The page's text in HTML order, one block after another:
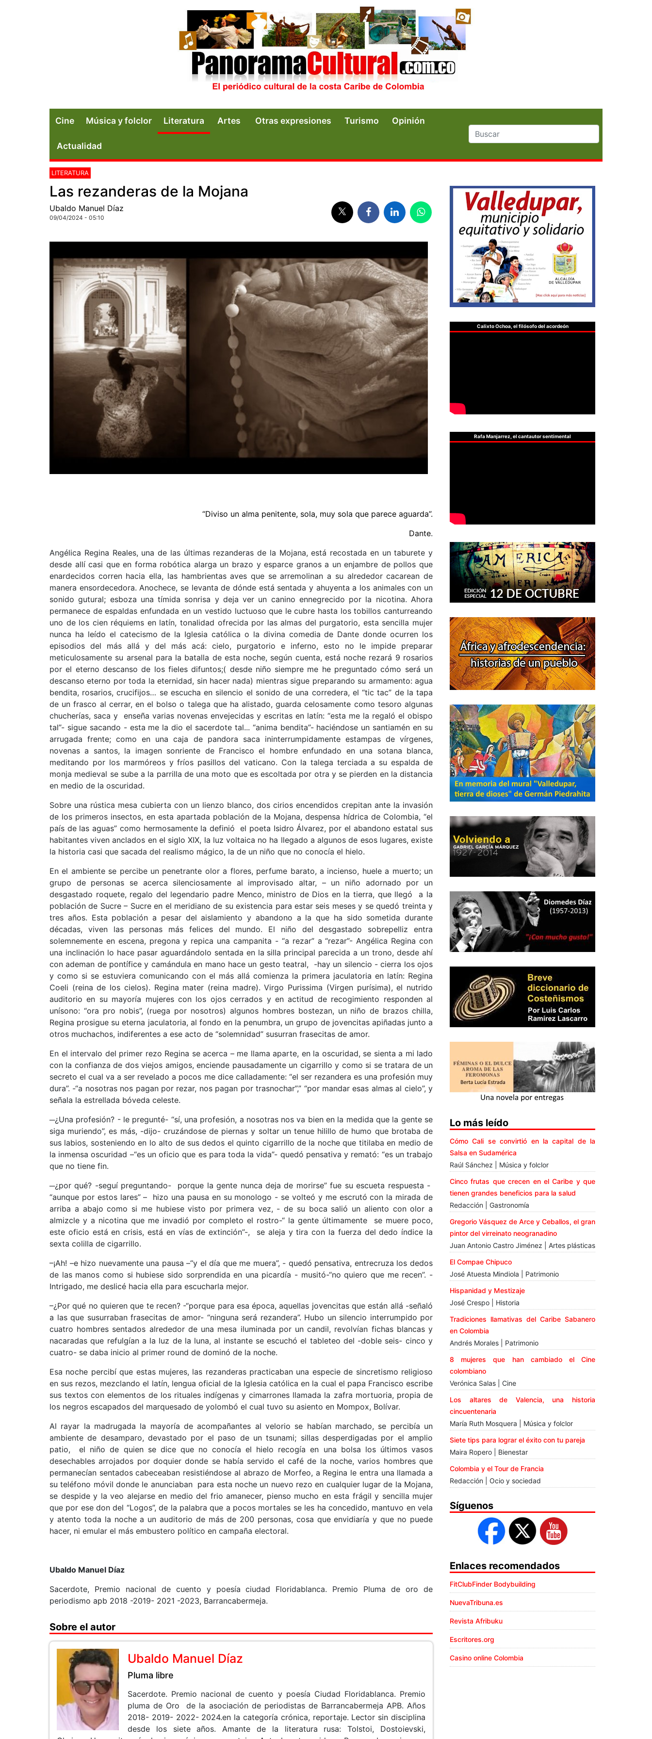
Cine Música y folclor Literatura Artes Otras expresiones Turismo Opinión
Actualidad
LITERATURA
Las rezanderas de la Mojana
Ubaldo Manuel Díaz
09/04/2024 - 05:10
“Diviso un alma penitente, sola, muy sola que parece aguarda”.
Dante.
Angélica Regina Reales, una de las últimas rezanderas de la Mojana, está recostada en un taburete y
desde allí casi que en forma robótica alarga un brazo y esparce granos a un enjambre de pollos que
enardecidos corren hacia ella, las hambrientas aves que se arremolinan a su alrededor cacarean de
manera ensordecedora. Anochece, se levanta de dónde está sentada y ahuyenta a los animales con un
sonido gutural; esboza una tímida sonrisa y deja ver un canino ennegrecido por la nicotina. Ahora
permanece de espaldas enfundada en un vestido luctuoso que le cubre hasta los tobillos canturreando
uno de los cien réquiems en latín, tonalidad ofrecida por las almas del purgatorio, esta sencilla mujer
nunca ha leído el catecismo de la Iglesia católica o la divina comedia de Dante donde ocurren los
episodios del más allá y del más acá: cielo, purgatorio e inferno, esto no le impide preparar
meticulosamente su arsenal para la batalla de esta noche, según cuenta, está noche rezará 9 rosarios
por el eterno descanso de los fieles difuntos;( desde niño siempre me he preguntado cómo será un
descanso eterno por toda la eternidad, sin hacer nada) mientras sigue preparando su armamento: agua
bendita, rosarios, crucifijos… se escucha en silencio el sonido de una corredera, el “tic tac” de la tapa
de un frasco al cerrar, en el bolso o talega que ha alistado, guarda celosamente como tesoro algunas
chucherías, saca y enseña varias novenas envejecidas y escritas en latín: “esta me la regaló el obispo
tal”- sigue sacando - esta me la dio el sacerdote tal... “anima bendita”- haciéndose un santiamén en su
arrugada frente; como en una caja de pandora saca ininterrumpidamente estampas de vírgenes,
novenas a santos, la imagen sonriente de Francisco el hombre enfundado en una sotana blanca,
meditando por los marmóreos y fríos pasillos del vaticano. Con la talega terciada a su espalda de
monja medieval se sube a la parrilla de una moto que es escoltada por otra y se pierden en la distancia
en medio de la oscuridad.
Sobre una rústica mesa cubierta con un lienzo blanco, dos cirios encendidos crepitan ante la invasión
de los primeros insectos, en esta apartada población de la Mojana, despensa hídrica de Colombia, “el
país de las aguas” como hermosamente la definió el poeta Isidro Álvarez, por el abandono estatal sus
habitantes viven anclados en el siglo XIX, la luz voltaica no ha llegado a algunos de esos lugares, existe
la historia casi que sacada del realismo mágico, la de un niño que no conocía el hielo.
En el ambiente se percibe un penetrante olor a flores, perfume barato, a incienso, huele a muerto; un
grupo de personas se acerca silenciosamente al improvisado altar, – un niño adornado por un
desgastado roquete, regalo del legendario padre Menco, ministro de Dios en la tierra, que llegó a la
población de Sucre – Sucre en el meridiano de su existencia para estar seis meses y se quedó treinta y
tres años. Esta población a pesar del aislamiento y abandono a la que ha sido sometida durante
décadas, viven las personas más felices del mundo. El niño del desgastado sobrepelliz entra
solemnemente en escena, pregona y repica una campanita - “a rezar” a “rezar”- Angélica Regina con
una inclinación lo hace pasar aguardándolo sentada en la silla principal parecida a un trono, desde ahí
con ademan de pontífice y camándula en mano hace un gesto teatral, -hay un silencio - cierra los ojos
y como si se estuviera comunicando con el más allá comienza la primera jaculatoria en latín: Regina
Coeli (reina de los cielos). Regina mater (reina madre). Virgo Purissima (Virgen purísima), el nutrido
auditorio en su mayoría mujeres con los ojos cerrados y en actitud de recogimiento responden al
unísono: “ora pro nobis”, (ruega por nosotros) algunos hombres bostezan, un niño de brazos chilla,
Regina prosigue su eterna jaculatoria, al fondo en la penumbra, un grupo de jovencitas apiñadas junto a
otros muchachos, indiferentes a ese acto de “solemnidad” susurran frasecitas de amor.
En el intervalo del primer rezo Regina se acerca – me llama aparte, en la oscuridad, se sienta a mi lado
con la confianza de dos viejos amigos, enciende pausadamente un cigarrillo y como si se tratara de un
secreto el cual va a ser revelado a pocos me dice calladamente: “el ser rezandera es una profesión muy
dura”. -“a nosotras nos pagan por rezar, nos pagan por trasnochar”,” “por mandar esas almas al cielo”, y
señala la estrellada bóveda celeste.
─¿Una profesión? - le pregunté- “sí, una profesión, a nosotras nos va bien en la medida que la gente se
siga muriendo”, es más, -dijo- cruzándose de piernas y soltar un tenue hilillo de humo que brotaba de
sus labios, sosteniendo en lo alto de sus dedos el quinto cigarrillo de la noche que titilaba en medio de
la inmensa oscuridad –“es un oficio que es para toda la vida”- quedó pensativa y remató: “es un trabajo
que no tiene fin.
─¿por qué? -seguí preguntando- porque la gente nunca deja de morirse” fue su escueta respuesta -
“aunque por estos lares” – hizo una pausa en su monologo - se volteó y me escrutó con la mirada de
arriba a abajo como si me hubiese visto por primera vez, - de su boca salió un aliento con olor a
almizcle y a nicotina que me invadió por completo el rostro-“ la gente últimamente se muere poco,
este oficio está en crisis, está en vías de extinción”-, se aleja y tira con la fuerza del dedo índice la
sexta colilla de cigarrillo.
–¡Ah! –e hizo nuevamente una pausa –“y el día que me muera”, - quedó pensativa, entrecruza los dedos
de las manos como si hubiese sido sorprendida en una picardía - musitó-“no quiero que me recen”. -
Intrigado, me deslicé hacia ella para escucharla mejor.
–¿Por qué no quieren que te recen? -“porque para esa época, aquellas jovencitas que están allá -señaló
a las que susurraban frasecitas de amor- “ninguna será rezandera”. Hubo un silencio interrumpido por
cuatro hombres sentados alrededor de una mesa iluminada por un candil, revolvían fichas blancas y
nacaradas que refulgían a la luz de la luna, al instante se escuchó el tableteo del -doble seis- cinco y
cuatro- se daba inicio al primer round de dominó de la noche.
Esa noche percibí que estas mujeres, las rezanderas practicaban una especie de sincretismo religioso
en sus rezos, mezclando el latín, lengua oficial de la Iglesia católica en la cual el papa Francisco escribe
sus textos con elementos de los rituales indígenas y cimarrones llamada la zafra mortuoria, propia de
los negros escapados del marquesado de yolombó el cual tuvo su asiento en Mompox, Bolívar.
Al rayar la madrugada la mayoría de acompañantes al velorio se habían marchado, se percibía un
ambiente de desamparo, devastado por el paso de un tsunami; sillas desperdigadas por el amplio
patio, el niño de quien se dice que no conocía el hielo recogía en una bolsa los últimos vasos
desechables arrojados por doquier donde se había servido el café de la noche, varios hombres que
permanecían sentados cabeceaban resistiéndose al abrazo de Morfeo, a Regina le entra una llamada a
su teléfono móvil donde le anunciaban para esta noche un nuevo rezo en cualquier lugar de la Mojana,
se despide y la veo alejarse en medio del frio amanecer, pienso mucho en esta frágil y sencilla mujer
que por ese don del “Logos”, de la palabra que a pocos mortales se les ha concedido, mantuvo en vela
y atento toda la noche a un auditorio de más de 200 personas, cosa que envidiaría y que no puede
hacer, ni emular el más embustero político en campaña electoral.
Ubaldo Manuel Díaz
Sacerdote, Premio nacional de cuento y poesía ciudad Floridablanca. Premio Pluma de oro de
periodismo apb 2018 -2019- 2021 -2023, Barrancabermeja.
Sobre el autor
Ubaldo Manuel Díaz
Pluma libre
Sacerdote. Premio nacional de cuento y poesía Ciudad Floridablanca. Premio
pluma de Oro de la asociación de periodistas de Barrancabermeja APB. Años
2018- 2019- 2022- 2024.en la categoría crónica, reportaje. Lector sin disciplina
desde los siete años. Amante de la literatura rusa: Tolstoi, Dostoievski,
Calixto Ochoa, el filósofo del acordeón
Rafa Manjarrez, el cantautor sentimental
Lo más leído
Cómo Cali se convirtió en la capital de la
Salsa en Sudamérica
Raúl Sánchez | Música y folclor
Cinco frutas que crecen en el Caribe y que
tienen grandes beneficios para la salud
Redacción | Gastronomía
Gregorio Vásquez de Arce y Ceballos, el gran
pintor del virreinato neogranadino
Juan Antonio Castro Jiménez | Artes plásticas
El Compae Chipuco
José Atuesta Mindiola | Patrimonio
Hispanidad y Mestizaje
José Crespo | Historia
Tradiciones llamativas del Caribe Sabanero
en Colombia
Andrés Morales | Patrimonio
8 mujeres que han cambiado el Cine
colombiano
Verónica Salas | Cine
Los altares de Valencia, una historia
cincuentenaria
María Ruth Mosquera | Música y folclor
Siete tips para lograr el éxito con tu pareja
Maira Ropero | Bienestar
Colombia y el Tour de Francia
Redacción | Ocio y sociedad
Síguenos
Enlaces recomendados
FitClubFinder Bodybuilding
NuevaTribuna.es
Revista Afribuku
Escritores.org
Casino online Colombia